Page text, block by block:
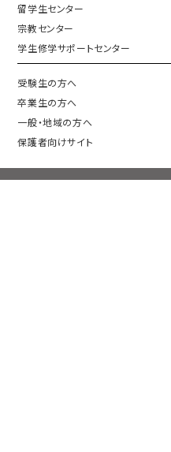
留学生センター
宗教センター
学生修学サポートセンター
受験生の方へ
卒業生の方へ
一般・地域の方へ
保護者向けサイト